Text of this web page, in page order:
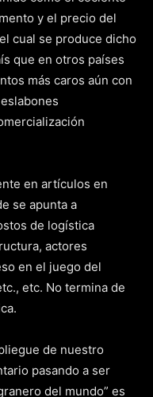
y el precio del
cual se produce dicho
que en otros países
más caros aún con
en artículos en
se apunta a
de logística
actores
en el juego del
etc. No termina de
de nuestro
pasando a ser
del mundo” es